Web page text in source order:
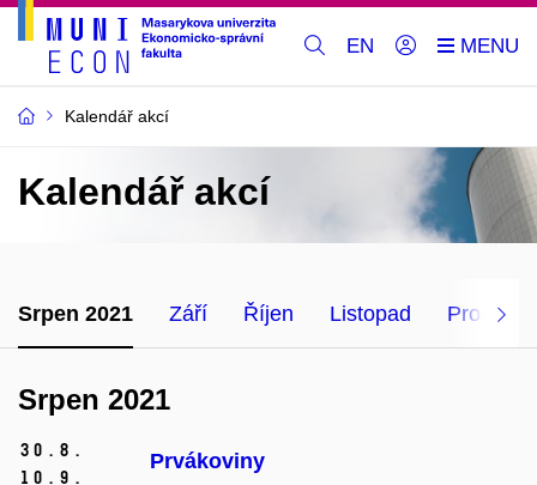
EN
Kalendář akcí
Kalendář akcí
Srpen 2021 Září Říjen Listopad Prosinec
Srpen 2021
30. 8.
10. 9.
Prvákoviny